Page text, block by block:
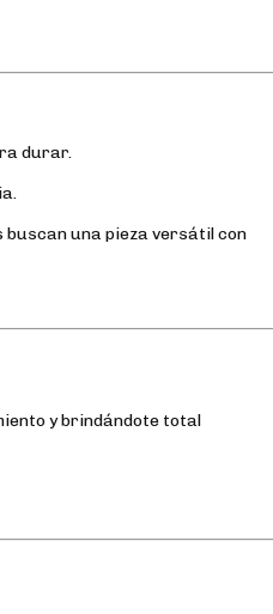
durar.
una pieza versátil con
y brindándote total